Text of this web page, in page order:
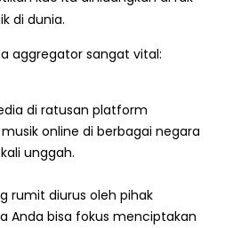
di dunia.
aggregator sangat vital:
di ratusan platform
online di berbagai negara
unggah.
rumit diurus oleh pihak
Anda bisa fokus menciptakan